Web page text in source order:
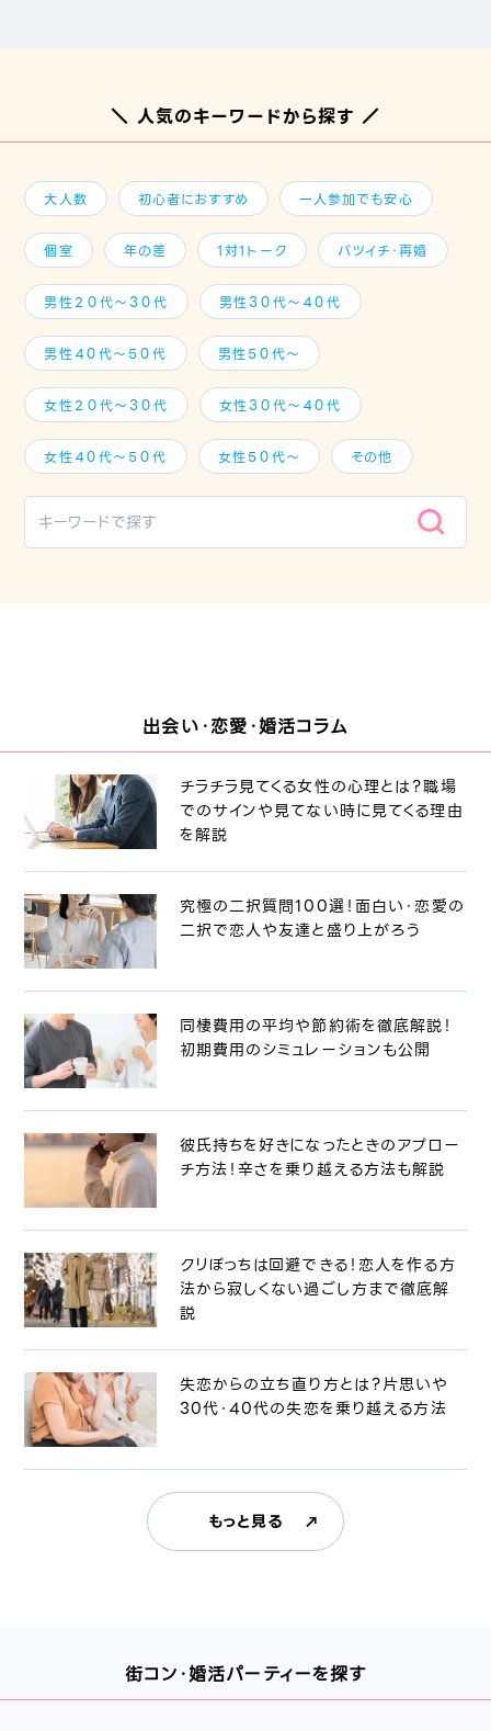
＼ 人気のキーワードから探す ／
大人数 初心者におすすめ 一人参加でも安心
個室 年の差 1対1トーク バツイチ・再婚
男性２０代～３０代 男性３０代～４０代
男性４０代～５０代 男性５０代～
女性２０代～３０代 女性３０代～４０代
女性４０代～５０代 女性５０代～ その他
出会い・恋愛・婚活コラム
チラチラ見てくる女性の心理とは？職場
でのサインや見てない時に見てくる理由
を解説
究極の二択質問100選！面白い・恋愛の
二択で恋人や友達と盛り上がろう
同棲費用の平均や節約術を徹底解説！
初期費用のシミュレーションも公開
彼氏持ちを好きになったときのアプロー
チ方法！辛さを乗り越える方法も解説
クリぼっちは回避できる！恋人を作る方
法から寂しくない過ごし方まで徹底解
説
失恋からの立ち直り方とは？片思いや
30代・40代の失恋を乗り越える方法
もっと見る
街コン・婚活パーティーを探す